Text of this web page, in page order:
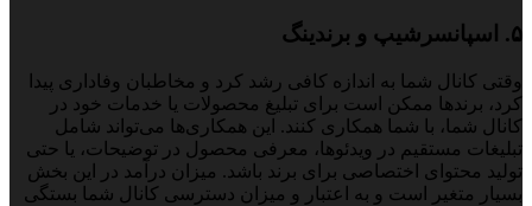
۵. اسپانسرشیپ و برندینگ
وقتی کانال شما به اندازه کافی رشد کرد و مخاطبان وفاداری پیدا
کرد، برندها ممکن است برای تبلیغ محصولات یا خدمات خود در
کانال شما، با شما همکاری کنند. این همکاری‌ها می‌تواند شامل
تبلیغات مستقیم در ویدئوها، معرفی محصول در توضیحات، یا حتی
تولید محتوای اختصاصی برای برند باشد. میزان درآمد در این بخش
بسیار متغیر است و به اعتبار و میزان دسترسی کانال شما بستگی